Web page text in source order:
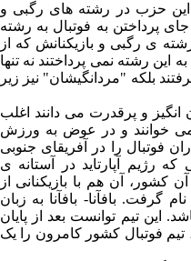
این حزب در رشته های رگبی و
پرداختن به فوتبال به رشته
ی رگبی و بازیکنانش که از
این رشته نمی پرداختند نه تنها
بلکه "مردانگیشان" نیز زیر
و پرقدرت می دانند اغلب
خوانند و در عوض به ورزش
فوتبال را در آفریقای جنوبی
می دهند. در سال 1992، زمانی که رژیم آپارتاید در آستانه ی
کشور، آن هم با بازیکنانی از
گرفت. بافآنا- بافآنا به زبان
این تیم توانست بعد از پایان
تیم فوتبال کشور کامرون را یک